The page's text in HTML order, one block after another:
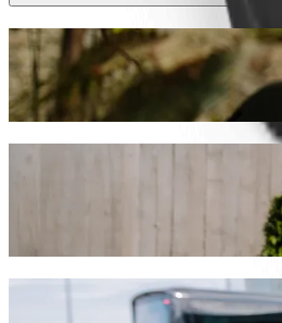
Самокати або
Подорожуй містом Тракай,
Завантажити Bolt
Діставайся від Iki
Ми рекомендуємо викликати авто
привід, ми знайдемо для тебе
Послуги Bolt, щоб